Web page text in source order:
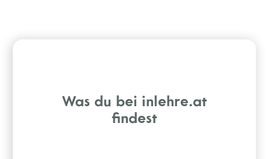
Was du bei inlehre.at
findest